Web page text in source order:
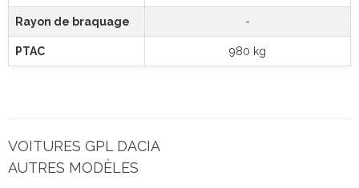
Rayon de braquage -
PTAC 980 kg
VOITURES GPL DACIA
AUTRES MODÈLES